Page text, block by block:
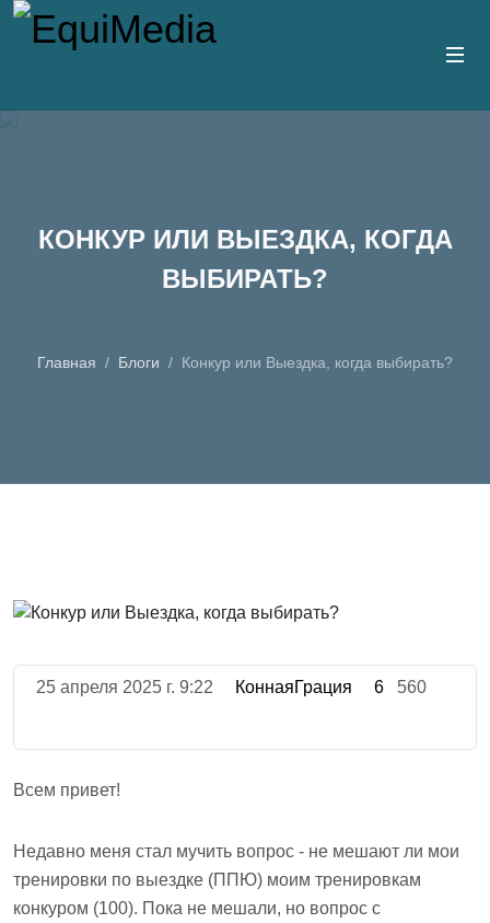
КОНКУР ИЛИ ВЫЕЗДКА, КОГДА
ВЫБИРАТЬ?
Главная Блоги Конкур или Выездка, когда выбирать?
25 апреля 2025 г. 9:22 КоннаяГрация 6 560
Всем привет!
Недавно меня стал мучить вопрос - не мешают ли мои
тренировки по выездке (ППЮ) моим тренировкам
конкуром (100). Пока не мешали, но вопрос с